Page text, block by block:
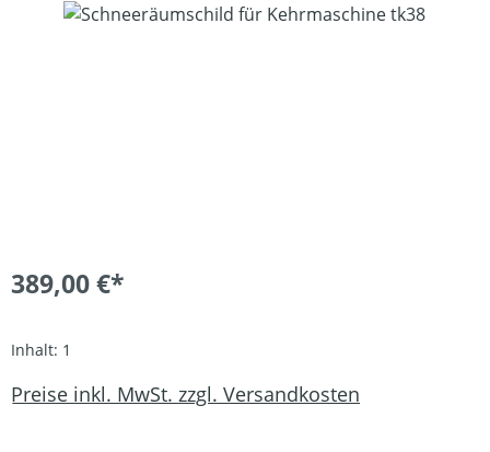
Bildergalerie überspringen
389,00 €*
Inhalt: 1
Preise inkl. MwSt. zzgl. Versandkosten